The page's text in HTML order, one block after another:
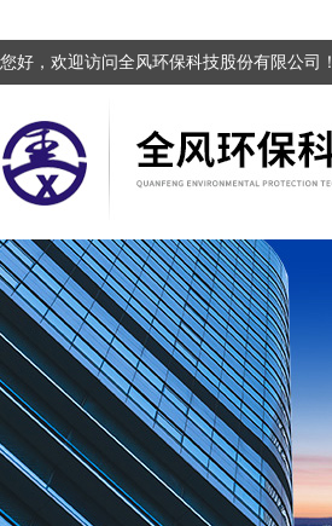
您好，欢迎访问全风环保科技股份有限公司！